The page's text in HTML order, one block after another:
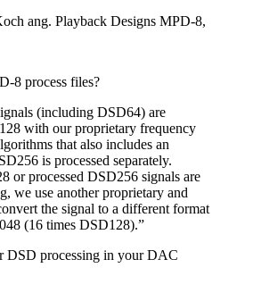
ang. Playback Designs MPD-8,
8 process files?
(including DSD64) are
with our proprietary frequency
that also includes an
is processed separately.
or processed DSD256 signals are
we use another proprietary and
the signal to a different format
(16 times DSD128).”
DSD processing in your DAC